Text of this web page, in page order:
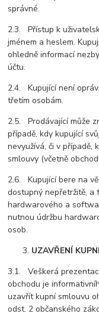
správné.
2.3. Přístup k
jménem a heslem.
ohledně informací
účtu.
2.4. Kupující není
třetím osobám.
2.5. Prodávající může
případě, kdy kupující
nevyužívá, či v případě,
smlouvy (včetně
2.6. Kupující bere na
dostupný nepřetržitě, a
hardwarového a
nutnou údržbu
osob.
UZAVŘENÍ
3.1. Veškerá
obchodu je
uzavřít kupní smlouvu
odst. 2 občanského